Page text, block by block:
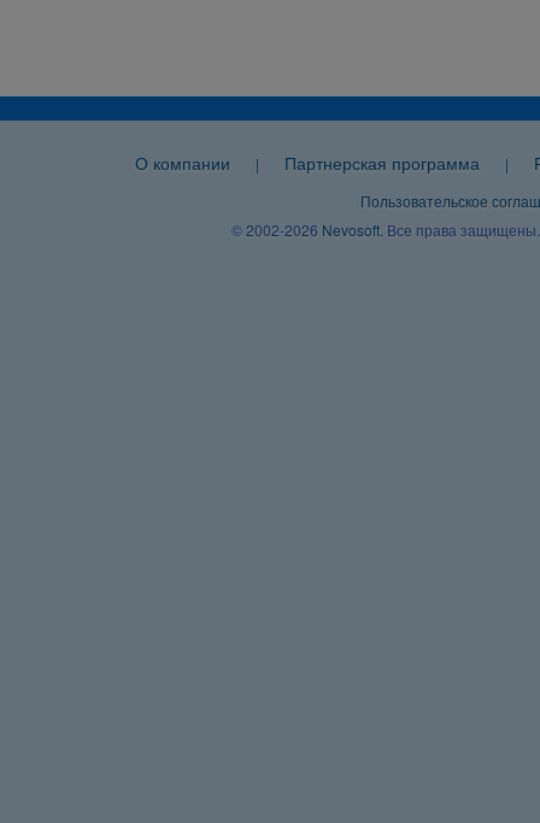
О компании | Партнерская программа |
Пользовательское
© 2002-2026 Nevosoft . Все права защищены